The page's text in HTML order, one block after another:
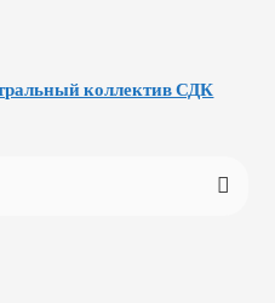
коллектив СДК